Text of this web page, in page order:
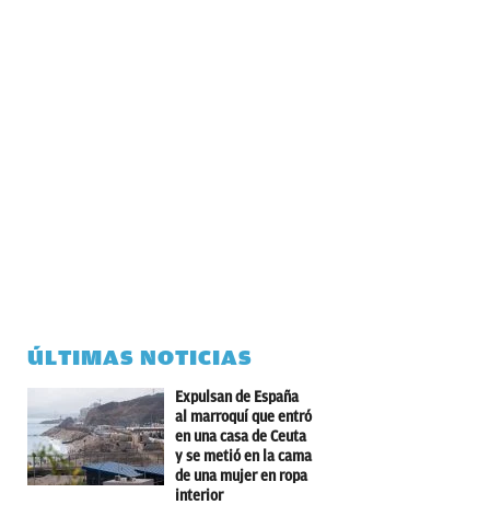
ÚLTIMAS NOTICIAS
Expulsan de España
al marroquí que entró
en una casa de Ceuta
y se metió en la cama
de una mujer en ropa
interior